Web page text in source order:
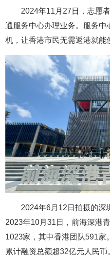
2024年11月27日，志愿
通服务中心办理业务。服务中
机，让香港市民无需返港就能
2024年6月12日拍摄的深
2023年10月31日，前海深港
1023家，其中香港团队591家
累计融资总额超32亿元人民币